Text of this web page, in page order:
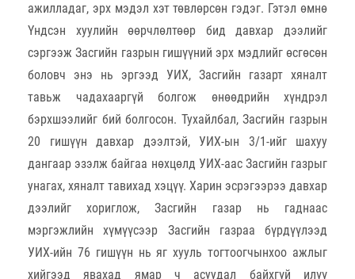
ажилладаг, эрх мэдэл хэт төвлөрсөн гэдэг. Гэтэл өмнө
Үндсэн хуулийн өөрчлөлтөөр бид давхар дээлийг
сэргээж Засгийн газрын гишүүний эрх мэдлийг өсгөсөн
боловч энэ нь эргээд УИХ, Засгийн газарт хяналт
тавьж чадахааргүй болгож өнөөдрийн хүндрэл
бэрхшээлийг бий болгосон. Тухайлбал, Засгийн газрын
20 гишүүн давхар дээлтэй, УИХ-ын 3/1-ийг шахуу
дангаар эзэлж байгаа нөхцөлд УИХ-аас Засгийн газрыг
унагах, хяналт тавихад хэцүү. Харин эсрэгээрээ давхар
дээлийг хориглож, Засгийн газар нь гаднаас
мэргэжлийн хүмүүсээр Засгийн газраа бүрдүүлээд
УИХ-ийн 76 гишүүн нь яг хууль тогтоогчынхоо ажлыг
хийгээд явахад ямар ч асуудал байхгүй илүү